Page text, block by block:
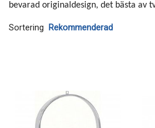
bevarad originaldesign, det bästa av
Sortering